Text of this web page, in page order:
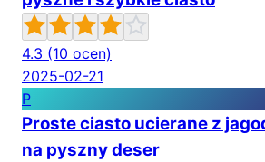
4.3 (10 ocen)
2025-02-21
P
Proste ciasto ucierane z
na pyszny deser